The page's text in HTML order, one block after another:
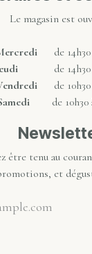
Le magasin est
de 14h30
de 14h30 à
de 10h30
de 10h30
être tenu au
et